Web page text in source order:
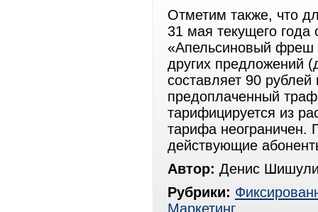
Отметим также, что
31 мая текущего
«Апельсиновый фреш
других предложений
составляет 90
предоплаченный
тарифицируется из
тарифа неограничен.
действующие
Автор: Денис
Рубрики:
Маркетинг